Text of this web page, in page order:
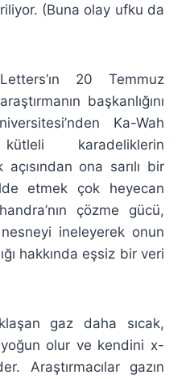
(Buna olay ufku da
20 Temmuz
başkanlığını
Ka-Wah
karadeliklerin
açısından ona sarılı bir
etmek çok heyecan
çözme gücü,
ineleyerek onun
hakkında eşsiz bir veri
gaz daha sıcak,
olur ve kendini x-
Araştırmacılar gazın